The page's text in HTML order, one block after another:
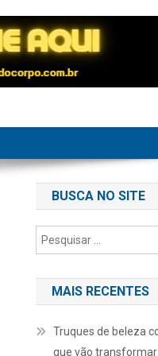
BUSCA NO SITE
MAIS RECENTES
Truques de beleza
que vão